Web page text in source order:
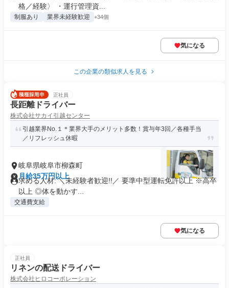
格／経験〉 ・運行管理資...
制服あり 業界未経験歓迎 +34個
気になる
この企業の類似求人を見る
正社員
長距離ドライバー
株式会社サカイ引越センター
引越業界No.１＊業界大手のメリット多数！賞与年3回／各種手当
／リフレッシュ休暇
岐阜県岐阜市柳森町
月給35万円以上
求める人材: ＼未経験者歓迎!!／ 要準中型運転免許以上 ※高卒
以上 ◎体を動かす...
交通費支給
気になる
正社員
リネンの配送ドライバー
株式会社ヒロコーポレーション